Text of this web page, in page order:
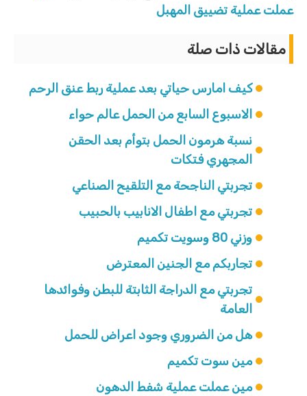
عملت عملية تضييق المهبل
مقالات ذات صلة
كيف امارس حياتي بعد عملية ربط عنق الرحم
الاسبوع السابع من الحمل عالم حواء
نسبة هرمون الحمل بتوأم بعد الحقن
المجهري فتكات
تجربتي الناجحة مع التلقيح الصناعي
تجربتي مع اطفال الانابيب بالحبيب
وزني 80 وسويت تكميم
تجاربكم مع الجنين المعترض
تجربتي مع الدراجة الثابتة للبطن وفوائدها
العامة
هل من الضروري وجود اعراض للحمل
مين سوت تكميم
مين عملت عملية شفط الدهون